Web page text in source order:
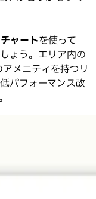
ャートを使って
ょう。エリア内の
メニティを持つリ
パフォーマンス改